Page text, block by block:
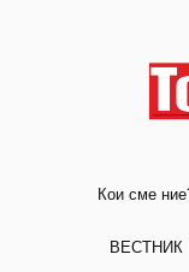
Кои сме
ВЕСТНИК